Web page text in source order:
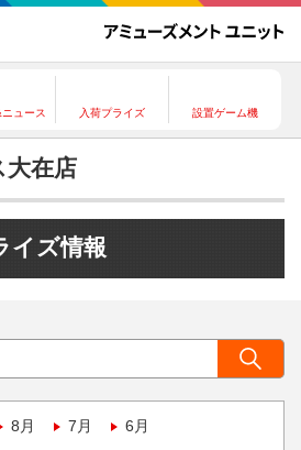
ュース 入荷プライズ 設置ゲーム機
在店
イズ情報
8月 7月 6月